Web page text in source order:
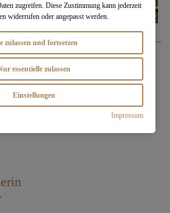
zugreifen. Diese Zustimmung kann jederzeit
widerrufen oder angepasst werden.
zulassen und fortsetzen
essentielle zulassen
Einstellungen
Impressum